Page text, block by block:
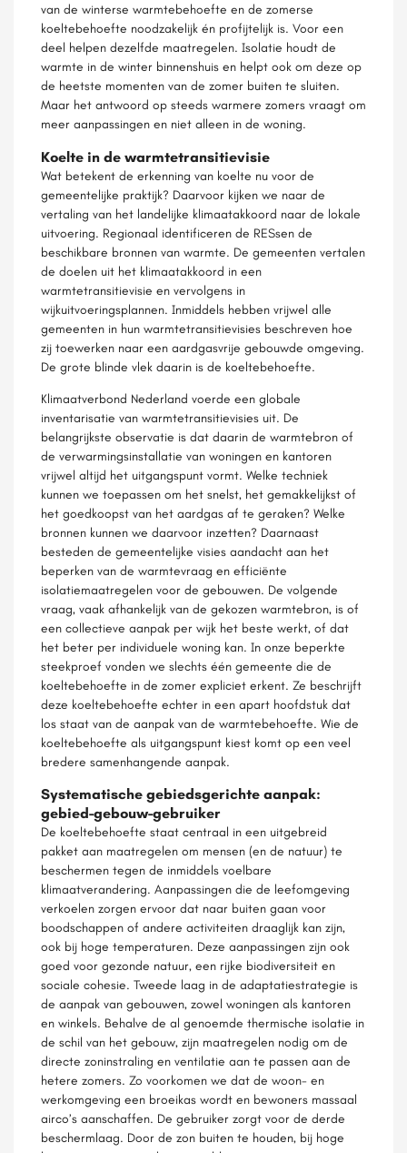
van de winterse warmtebehoefte en de zomerse
koeltebehoefte noodzakelijk én profijtelijk is. Voor een
deel helpen dezelfde maatregelen. Isolatie houdt de
warmte in de winter binnenshuis en helpt ook om deze op
de heetste momenten van de zomer buiten te sluiten.
Maar het antwoord op steeds warmere zomers vraagt om
meer aanpassingen en niet alleen in de woning.
Koelte in de warmtetransitievisie
Wat betekent de erkenning van koelte nu voor de
gemeentelijke praktijk? Daarvoor kijken we naar de
vertaling van het landelijke klimaatakkoord naar de lokale
uitvoering. Regionaal identificeren de RESsen de
beschikbare bronnen van warmte. De gemeenten vertalen
de doelen uit het klimaatakkoord in een
warmtetransitievisie en vervolgens in
wijkuitvoeringsplannen. Inmiddels hebben vrijwel alle
gemeenten in hun warmtetransitievisies beschreven hoe
zij toewerken naar een aardgasvrije gebouwde omgeving.
De grote blinde vlek daarin is de koeltebehoefte.
Klimaatverbond Nederland voerde een globale
inventarisatie van warmtetransitievisies uit. De
belangrijkste observatie is dat daarin de warmtebron of
de verwarmingsinstallatie van woningen en kantoren
vrijwel altijd het uitgangspunt vormt. Welke techniek
kunnen we toepassen om het snelst, het gemakkelijkst of
het goedkoopst van het aardgas af te geraken? Welke
bronnen kunnen we daarvoor inzetten? Daarnaast
besteden de gemeentelijke visies aandacht aan het
beperken van de warmtevraag en efficiënte
isolatiemaatregelen voor de gebouwen. De volgende
vraag, vaak afhankelijk van de gekozen warmtebron, is of
een collectieve aanpak per wijk het beste werkt, of dat
het beter per individuele woning kan. In onze beperkte
steekproef vonden we slechts één gemeente die de
koeltebehoefte in de zomer expliciet erkent. Ze beschrijft
deze koeltebehoefte echter in een apart hoofdstuk dat
los staat van de aanpak van de warmtebehoefte. Wie de
koeltebehoefte als uitgangspunt kiest komt op een veel
bredere samenhangende aanpak.
Systematische gebiedsgerichte aanpak:
gebied-gebouw-gebruiker
De koeltebehoefte staat centraal in een uitgebreid
pakket aan maatregelen om mensen (en de natuur) te
beschermen tegen de inmiddels voelbare
klimaatverandering. Aanpassingen die de leefomgeving
verkoelen zorgen ervoor dat naar buiten gaan voor
boodschappen of andere activiteiten draaglijk kan zijn,
ook bij hoge temperaturen. Deze aanpassingen zijn ook
goed voor gezonde natuur, een rijke biodiversiteit en
sociale cohesie. Tweede laag in de adaptatiestrategie is
de aanpak van gebouwen, zowel woningen als kantoren
en winkels. Behalve de al genoemde thermische isolatie in
de schil van het gebouw, zijn maatregelen nodig om de
directe zoninstraling en ventilatie aan te passen aan de
hetere zomers. Zo voorkomen we dat de woon- en
werkomgeving een broeikas wordt en bewoners massaal
airco’s aanschaffen. De gebruiker zorgt voor de derde
beschermlaag. Door de zon buiten te houden, bij hoge